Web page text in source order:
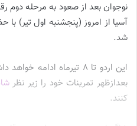
شد.
این اردو تا 8 تیرماه
بعدازظهر تمرینات خود را زیر نظر
کنند.